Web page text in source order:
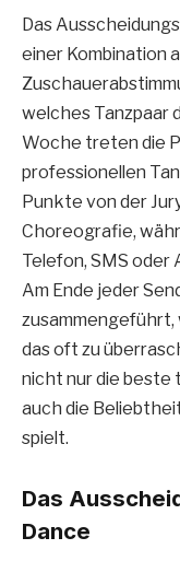
Das
einer Kombination
welches Tanzpaar
Woche treten die
professionellen
Punkte von der
Choreografie,
Telefon, SMS oder
Am Ende jeder
zusammengeführt,
das oft zu
nicht nur die beste
auch die
spielt.
Das
Dance